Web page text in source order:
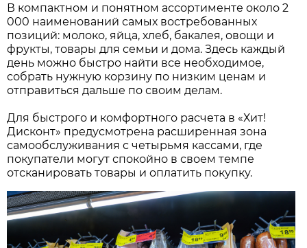
В компактном и понятном ассортименте около 2
000 наименований самых востребованных
позиций: молоко, яйца, хлеб, бакалея, овощи и
фрукты, товары для семьи и дома. Здесь каждый
день можно быстро найти все необходимое,
собрать нужную корзину по низким ценам и
отправиться дальше по своим делам.
Для быстрого и комфортного расчета в «Хит!
Дисконт» предусмотрена расширенная зона
самообслуживания с четырьмя кассами, где
покупатели могут спокойно в своем темпе
отсканировать товары и оплатить покупку.